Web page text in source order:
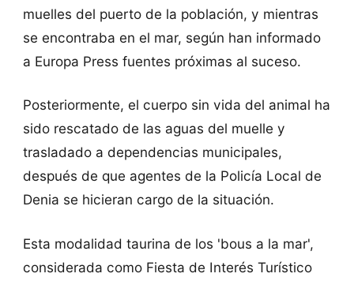
muelles del puerto de la población, y mientras
se encontraba en el mar, según han informado
a Europa Press fuentes próximas al suceso.
Posteriormente, el cuerpo sin vida del animal ha
sido rescatado de las aguas del muelle y
trasladado a dependencias municipales,
después de que agentes de la Policía Local de
Denia se hicieran cargo de la situación.
Esta modalidad taurina de los 'bous a la mar',
considerada como Fiesta de Interés Turístico